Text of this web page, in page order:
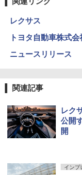
レクサス
トヨタ自動車株式会
ニュースリリース
関連記事
レク
公開
開
インプ